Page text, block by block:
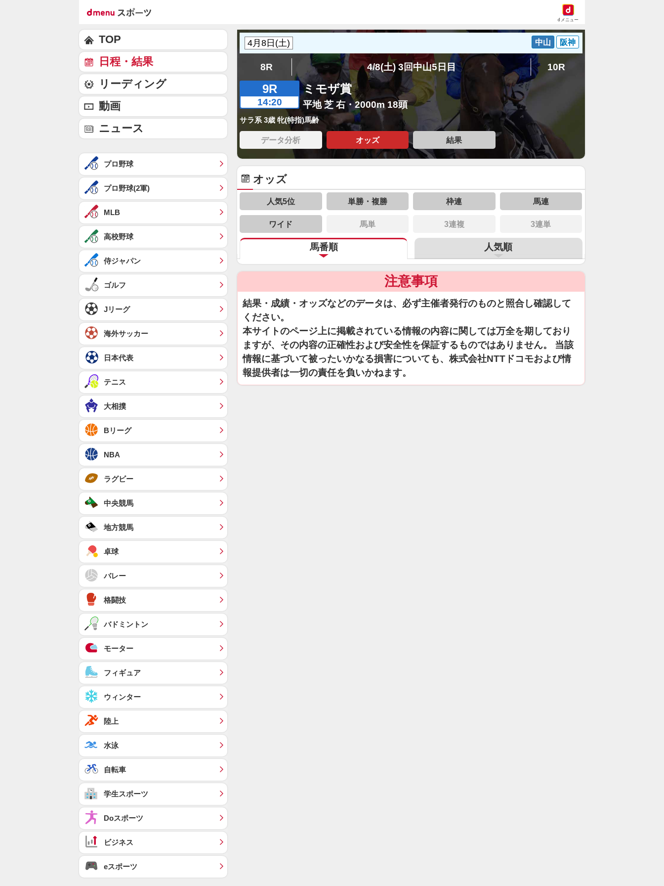
dメニュー
中山 阪神
8R 4/8(土) 3回中山5日目 10R
9R
14:20
ミモザ賞
平地 芝 右・2000m 18頭
サラ系 3歳 牝(特指)馬齢
データ分析 オッズ 結果
オッズ
人気5位 単勝・複勝 枠連 馬連
ワイド 馬単 3連複 3連単
馬番順 人気順
注意事項
結果・成績・オッズなどのデータは、必ず主催者発行のものと照合し確認して
ください。
本サイトのページ上に掲載されている情報の内容に関しては万全を期しており
ますが、その内容の正確性および安全性を保証するものではありません。 当該
情報に基づいて被ったいかなる損害についても、株式会社NTTドコモおよび情
報提供者は一切の責任を負いかねます。
TOP
日程・結果
リーディング
動画
ニュース
プロ野球
プロ野球(2軍)
MLB
高校野球
侍ジャパン
ゴルフ
Jリーグ
海外サッカー
日本代表
テニス
大相撲
Bリーグ
NBA
ラグビー
中央競馬
地方競馬
卓球
バレー
格闘技
バドミントン
モーター
フィギュア
ウィンター
陸上
水泳
自転車
学生スポーツ
Doスポーツ
ビジネス
eスポーツ